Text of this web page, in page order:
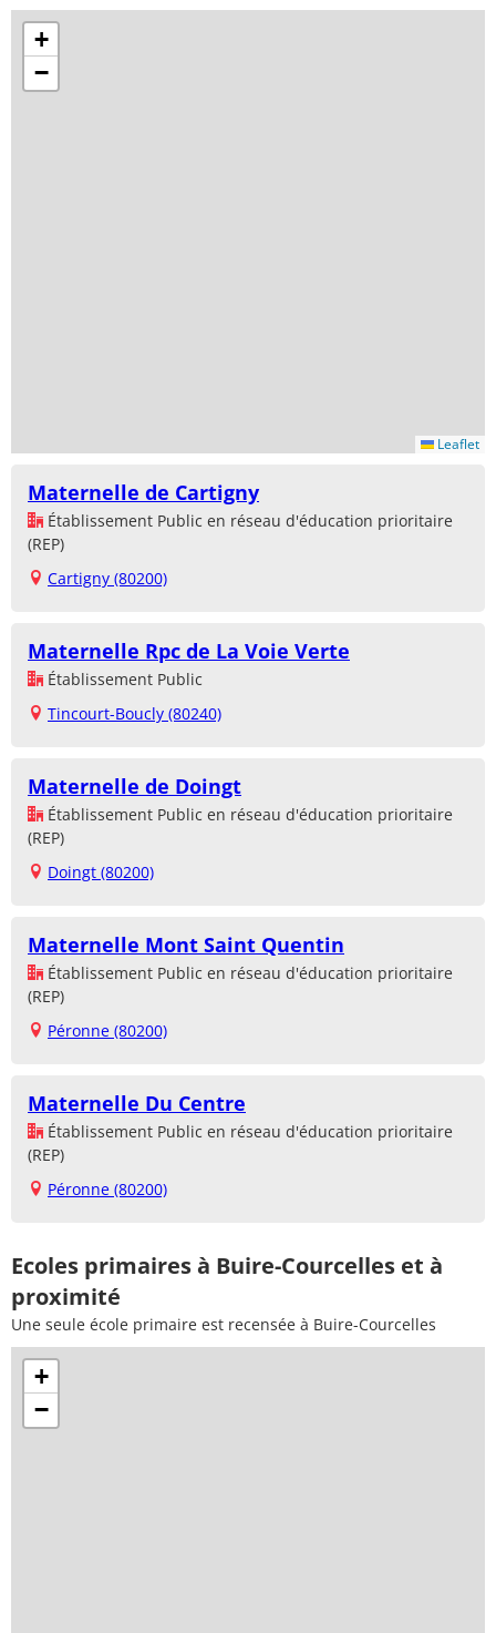
+
−
Leaflet
Maternelle de Cartigny
Établissement Public en réseau d'éducation prioritaire
(REP)
Cartigny (80200)
Maternelle Rpc de La Voie Verte
Établissement Public
Tincourt-Boucly (80240)
Maternelle de Doingt
Établissement Public en réseau d'éducation prioritaire
(REP)
Doingt (80200)
Maternelle Mont Saint Quentin
Établissement Public en réseau d'éducation prioritaire
(REP)
Péronne (80200)
Maternelle Du Centre
Établissement Public en réseau d'éducation prioritaire
(REP)
Péronne (80200)
Ecoles primaires à Buire-Courcelles et à
proximité
Une seule école primaire est recensée à Buire-Courcelles
+
−